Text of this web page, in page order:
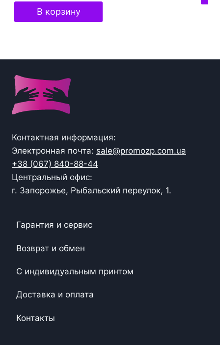
В корзину
Контактная информация:
Электронная почта: sale@promozp.com.ua
+38 (067) 840-88-44
Центральный офис:
г. Запорожье, Рыбальский переулок, 1.
Гарантия и сервис
Возврат и обмен
С индивидуальным принтом
Доставка и оплата
Контакты